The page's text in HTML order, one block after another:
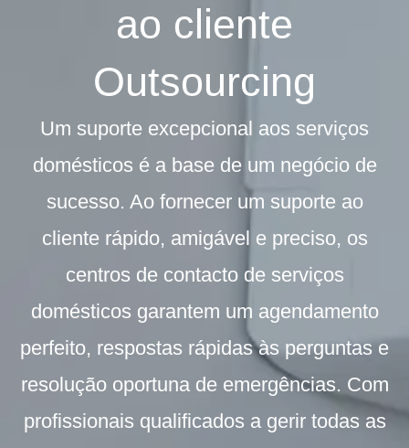
ao cliente
Outsourcing
Um suporte excepcional aos serviços
domésticos é a base de um negócio de
sucesso. Ao fornecer um suporte ao
cliente rápido, amigável e preciso, os
centros de contacto de serviços
domésticos garantem um agendamento
perfeito, respostas rápidas às perguntas e
resolução oportuna de emergências. Com
profissionais qualificados a gerir todas as